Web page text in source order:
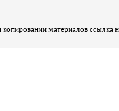
материалов ссылка